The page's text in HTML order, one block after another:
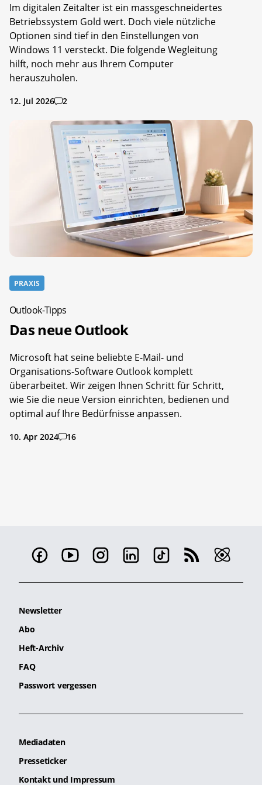
Im digitalen Zeitalter ist ein massgeschneidertes
Betriebssystem Gold wert. Doch viele nützliche
Optionen sind tief in den Einstellungen von
Windows 11 versteckt. Die folgende Wegleitung
hilft, noch mehr aus Ihrem Computer
herauszuholen.
12. Jul 2026 2
PRAXIS
Outlook-Tipps
Das neue Outlook
Microsoft hat seine beliebte E-Mail- und
Organisations-Software Outlook komplett
überarbeitet. Wir zeigen Ihnen Schritt für Schritt,
wie Sie die neue Version einrichten, bedienen und
optimal auf Ihre Bedürfnisse anpassen.
10. Apr 2024 16
Newsletter
Abo
Heft-Archiv
FAQ
Passwort vergessen
Mediadaten
Presseticker
Kontakt und Impressum